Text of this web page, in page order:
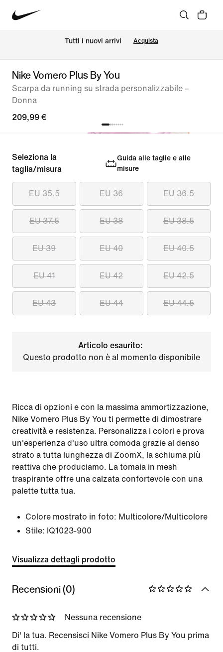
Tutti i nuovi arrivi Acquista
Nike Vomero Plus By You
Scarpa da running su strada personalizzabile –
Donna
209,99 €
Seleziona la
taglia/misura
Guida alle taglie e alle
misure
EU 35.5 EU 36 EU 36.5
EU 37.5 EU 38 EU 38.5
EU 39 EU 40 EU 40.5
EU 41 EU 42 EU 42.5
EU 43 EU 44 EU 44.5
Articolo esaurito:
Questo prodotto non è al momento disponibile
Ricca di opzioni e con la massima ammortizzazione,
Nike Vomero Plus By You ti permette di dimostrare
creatività e resistenza. Personalizza i colori e prova
un'esperienza d'uso ultra comoda grazie al denso
strato a tutta lunghezza di ZoomX, la schiuma più
reattiva che produciamo. La tomaia in mesh
traspirante offre una calzata confortevole con una
palette tutta tua.
Colore mostrato in foto: Multicolore/Multicolore
Stile: IQ1023-900
Visualizza dettagli prodotto
Recensioni (0)
Nessuna recensione
Di' la tua. Recensisci Nike Vomero Plus By You prima
di tutti.